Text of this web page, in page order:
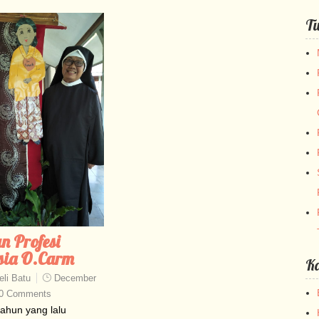
Profesi
O.Carm
Batu
December
Comments
yang lalu